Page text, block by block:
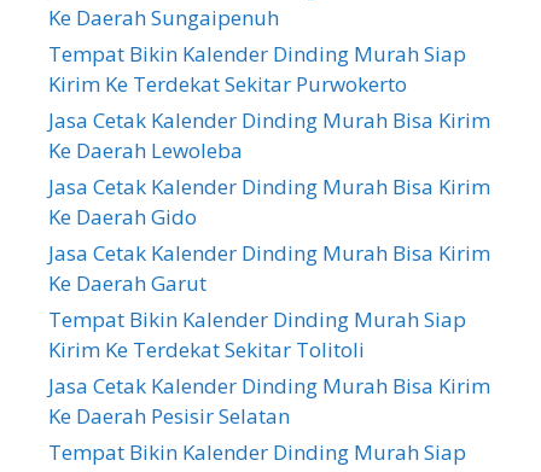
Ke Daerah Sungaipenuh
Tempat Bikin Kalender Dinding Murah Siap
Kirim Ke Terdekat Sekitar Purwokerto
Jasa Cetak Kalender Dinding Murah Bisa Kirim
Ke Daerah Lewoleba
Jasa Cetak Kalender Dinding Murah Bisa Kirim
Ke Daerah Gido
Jasa Cetak Kalender Dinding Murah Bisa Kirim
Ke Daerah Garut
Tempat Bikin Kalender Dinding Murah Siap
Kirim Ke Terdekat Sekitar Tolitoli
Jasa Cetak Kalender Dinding Murah Bisa Kirim
Ke Daerah Pesisir Selatan
Tempat Bikin Kalender Dinding Murah Siap